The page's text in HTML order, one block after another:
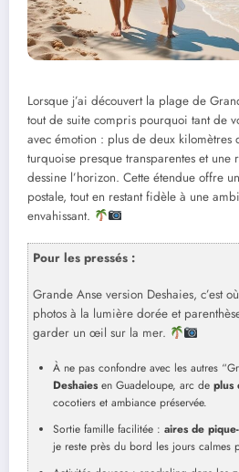
Lorsque j’ai découvert la plage de
tout de suite compris pourquoi tant de
avec émotion : plus de deux kilomètres
turquoise presque transparentes et une
dessine l’horizon. Cette étendue offre
postale, tout en restant fidèle à une
envahissant.
Pour les pressés :
Grande Anse version Deshaies, c’est
photos à la lumière dorée et
garder un œil sur la mer.
À ne pas confondre avec les autres
Deshaiesen Guadeloupe, arc de plus
cocotiers et ambiance préservée.
Sortie famille facilitée : aires de
je reste près du bord les jours calmes